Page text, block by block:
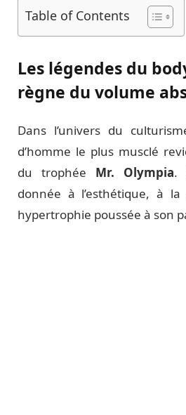
Table of Contents
Les légendes du
règne du volume
Dans l’univers du
d’homme le plus musclé
du trophée Mr. Olympia.
donnée à l’esthétique, à
hypertrophie poussée à son